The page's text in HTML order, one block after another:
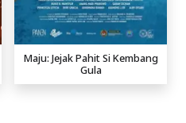
Maju: Jejak Pahit Si Kembang
Gula